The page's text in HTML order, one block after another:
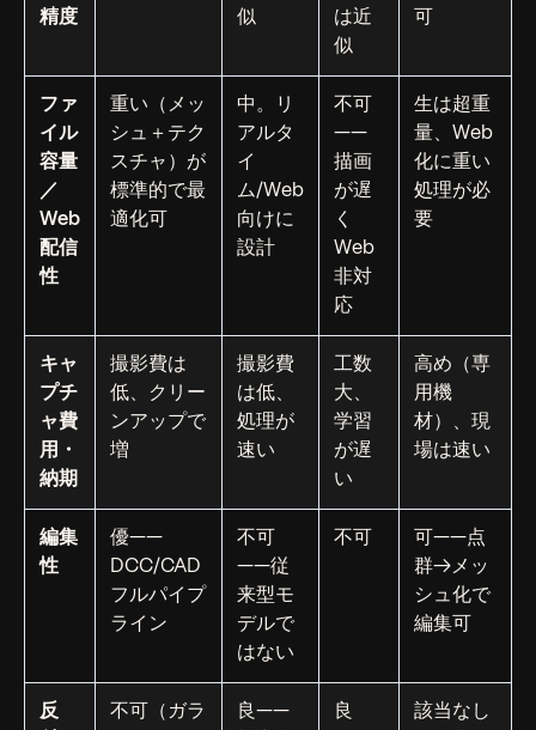
精度
似
は近
似
可
ファ
イル
容量
／
Web
配信
性
重い（メッ
シュ＋テク
スチャ）が
標準的で最
適化可
中。リ
アルタ
イ
ム/Web
向けに
設計
不可
——
描画
が遅
く
Web
非対
応
生は超重
量、Web
化に重い
処理が必
要
キャ
プチ
ャ費
用・
納期
撮影費は
低、クリー
ンアップで
増
撮影費
は低、
処理が
速い
工数
大、
学習
が遅
い
高め（専
用機
材）、現
場は速い
編集
性
優——
DCC/CAD
フルパイプ
ライン
不可
——従
来型モ
デルで
はない
不可
可——点
群→メッ
シュ化で
編集可
反
不可（ガラ
良——
良
該当なし